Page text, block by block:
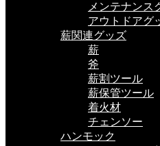
メンテナンス
アウトドアグ
薪関連グッズ
薪
斧
薪割ツール
薪保管ツール
着火材
チェンソー
ハンモック